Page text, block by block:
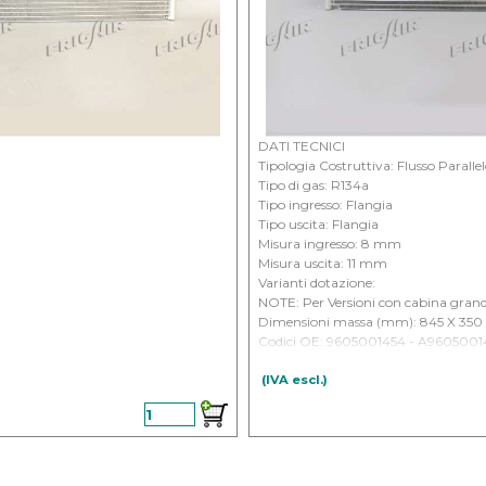
DATI TECNICI
Tipologia Costruttiva: Flusso
Tipo di gas: R134a
Tipo ingresso: Flangia
Tipo uscita: Flangia
Misura ingresso: 8 mm
Misura uscita: 11 mm
Varianti dotazione:
NOTE: Per Versioni con cabina
Dimensioni massa (mm): 845 X 350
Codici OE: 9605001454 -
APPLICAZIONI:
MERCEDES - Trucks Arocs DAL
(IVA escl.)